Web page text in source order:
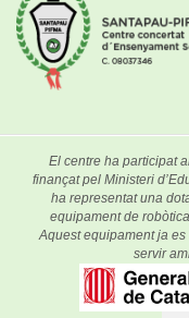
El centre ha participat
finançat pel Ministeri
ha representat una
equipament de
Aquest equipament ja
servir